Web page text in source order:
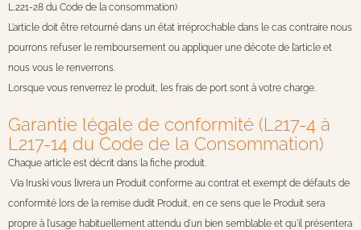
L.221-28 du Code de la consommation)
L’article doit être retourné dans un état irréprochable dans le cas contraire nous
pourrons refuser le remboursement ou appliquer une décote de l’article et
nous vous le renverrons.
Lorsque vous renverrez le produit, les frais de port sont à votre charge.
Garantie légale de conformité (L217-4 à
L217-14 du Code de la Consommation)
Chaque article est décrit dans la fiche produit.
Via Iruski vous livrera un Produit conforme au contrat et exempt de défauts de
conformité lors de la remise dudit Produit, en ce sens que le Produit sera
propre à l’usage habituellement attendu d’un bien semblable et qu’il présentera